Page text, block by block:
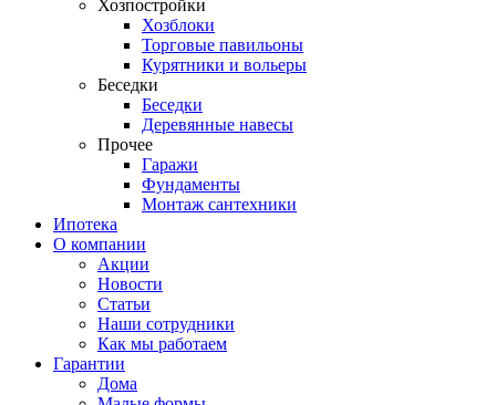
Хозпостройки
Хозблоки
Торговые павильоны
Курятники и вольеры
Беседки
Беседки
Деревянные навесы
Прочее
Гаражи
Фундаменты
Монтаж сантехники
Ипотека
О компании
Акции
Новости
Статьи
Наши сотрудники
Как мы работаем
Гарантии
Дома